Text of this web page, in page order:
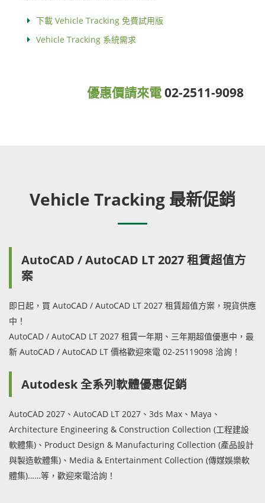
下載 Vehicle Tracking 免費試用版
Vehicle Tracking 系統需求
優惠價請來電02-2511-9098
Vehicle Tracking 最新促銷
AutoCAD / AutoCAD LT 2027 租賃超值方
案
即日起，買 AutoCAD / AutoCAD LT 2027 租賃超值方案，現貨供應
中！
AutoCAD / AutoCAD LT 2027 租賃一年期、三年期超值優惠中，最
新 AutoCAD / AutoCAD LT 價格歡迎來電 02-25119098 洽詢！
Autodesk 全系列軟體優惠促銷
AutoCAD 2027、AutoCAD LT 2027、3ds Max、Maya、
Architecture Engineering & Construction Collection (工程建設
軟體集)、Product Design & Manufacturing Collection (產品設計
與製造軟體集)、Media & Entertainment Collection (傳媒娛樂軟
體集)……等，歡迎來電洽詢！